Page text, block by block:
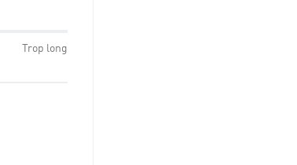
Trop long